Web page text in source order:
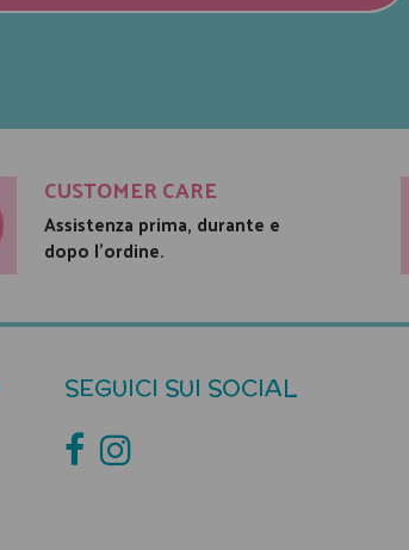
CUSTOMER CARE
Assistenza prima, durante e
dopo l'ordine.
SEGUICI SUI SOCIAL